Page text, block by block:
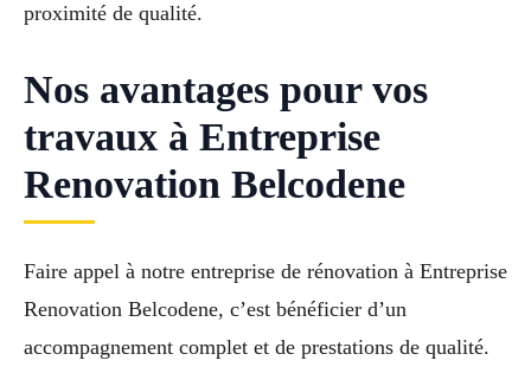
proximité de qualité.
Nos avantages pour vos
travaux à Entreprise
Renovation Belcodene
Faire appel à notre entreprise de rénovation à Entreprise
Renovation Belcodene, c’est bénéficier d’un
accompagnement complet et de prestations de qualité.